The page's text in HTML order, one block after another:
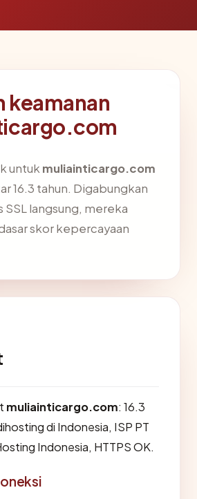
keamanan
untuk muliainticargo.com
16.3 tahun. Digabungkan
SSL langsung, mereka
skor kepercayaan
muliainticargo.com: 16.3
di Indonesia, ISP PT
Indonesia, HTTPS OK.